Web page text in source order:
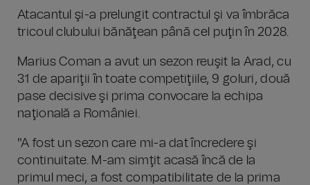
Atacantul şi-a prelungit contractul şi va îmbrăca
tricoul clubului bănăţean până cel puţin în 2028.
Marius Coman a avut un sezon reuşit la Arad, cu
31 de apariţii în toate competiţiile, 9 goluri, două
pase decisive şi prima convocare la echipa
naţională a României.
"A fost un sezon care mi-a dat încredere şi
continuitate. M-am simţit acasă încă de la
primul meci, a fost compatibilitate de la prima